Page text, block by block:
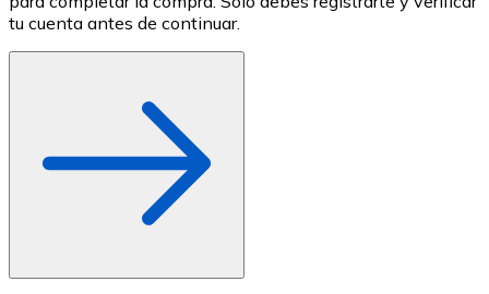
Compra tarjetas regalo de tus marcas favoritas con
Ir a la tienda de tarjetas regalo
tu cuenta antes de continuar.